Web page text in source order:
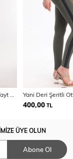
400,00 TL
ÜYE OLUN
Abone Ol